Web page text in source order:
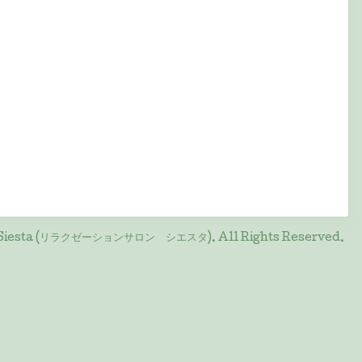
(リラクゼーションサロン シエスタ). All Rights Reserved.